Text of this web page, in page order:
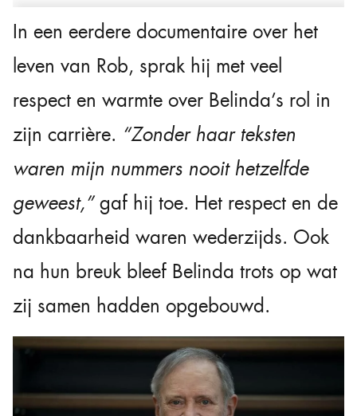
In een eerdere documentaire over het
leven van Rob, sprak hij met veel
respect en warmte over Belinda’s rol in
zijn carrière. “Zonder haar teksten
waren mijn nummers nooit hetzelfde
geweest,”gaf hij toe. Het respect en de
dankbaarheid waren wederzijds. Ook
na hun breuk bleef Belinda trots op wat
zij samen hadden opgebouwd.